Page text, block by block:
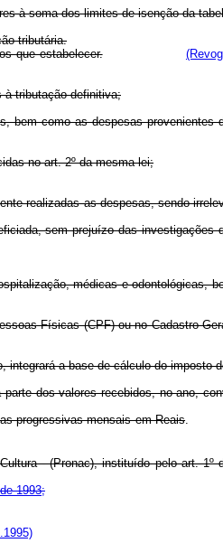
à soma dos limites de isenção da
tributária.
que estabelecer.
à tributação definitiva;
bem como as despesas provenientes
no art. 2º da mesma lei;
realizadas as despesas, sendo
sem prejuízo das investigações
médicas e odontológicas,
Físicas (CPF) ou no Cadastro
a base de cálculo do imposto
dos valores recebidos, no ano,
progressivas mensais em Reais
- (Pronac), instituído pelo art. 1º
1993;